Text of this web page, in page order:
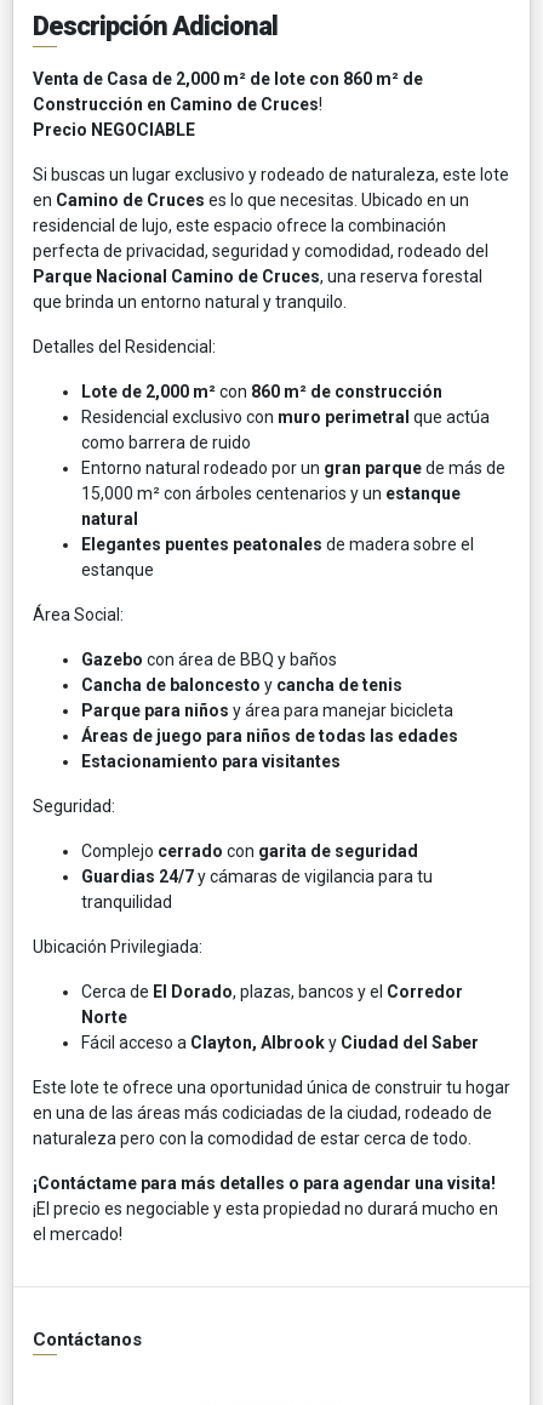
Descripción Adicional
Venta de Casa de 2,000 m² de lote con 860 m² de
Construcción en Camino de Cruces!
Precio NEGOCIABLE
Si buscas un lugar exclusivo y rodeado de naturaleza, este lote
en Camino de Cruces es lo que necesitas. Ubicado en un
residencial de lujo, este espacio ofrece la combinación
perfecta de privacidad, seguridad y comodidad, rodeado del
Parque Nacional Camino de Cruces, una reserva forestal
que brinda un entorno natural y tranquilo.
Detalles del Residencial:
Lote de 2,000 m²con 860 m² de construcción
Residencial exclusivo con muro perimetral que actúa
como barrera de ruido
Entorno natural rodeado por un gran parquede más de
15,000 m² con árboles centenarios y un estanque
natural
Elegantes puentes peatonales de madera sobre el
estanque
Área Social:
Gazebo con área de BBQ y baños
Cancha de baloncesto y cancha de tenis
Parque para niños y área para manejar bicicleta
Áreas de juego para niños de todas las edades
Estacionamiento para visitantes
Seguridad:
Complejo cerrado con garita de seguridad
Guardias 24/7y cámaras de vigilancia para tu
tranquilidad
Ubicación Privilegiada:
Cerca de El Dorado, plazas, bancos y el Corredor
Norte
Fácil acceso a Clayton, Albrooky Ciudad del Saber
Este lote te ofrece una oportunidad única de construir tu hogar
en una de las áreas más codiciadas de la ciudad, rodeado de
naturaleza pero con la comodidad de estar cerca de todo.
¡Contáctame para más detalles o para agendar una visita!
¡El precio es negociable y esta propiedad no durará mucho en
el mercado!
Contáctanos